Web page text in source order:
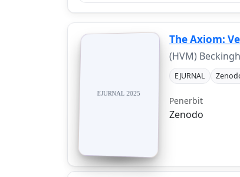
The Axiom:
(HVM)
EJURNAL
Penerbit
Zenodo